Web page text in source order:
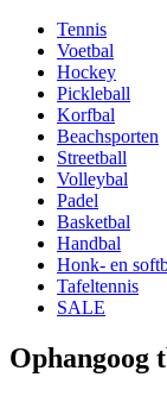
Tennis
Voetbal
Hockey
Pickleball
Korfbal
Beachsporten
Streetball
Volleybal
Padel
Basketbal
Handbal
Honk- en
Tafeltennis
SALE
Ophangoog